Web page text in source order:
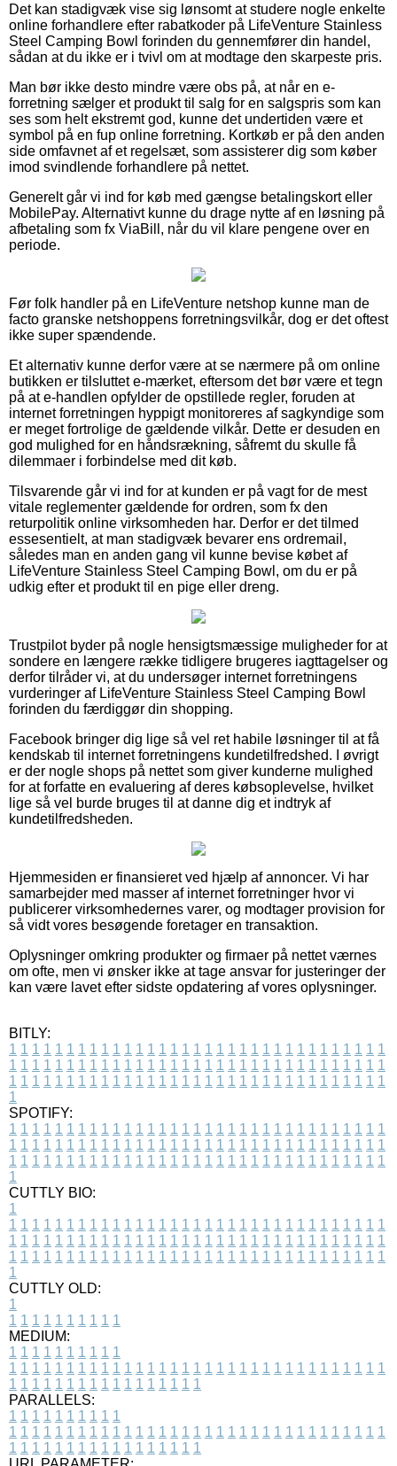
Det kan stadigvæk vise sig lønsomt at studere nogle enkelte
online forhandlere efter rabatkoder på LifeVenture Stainless
Steel Camping Bowl forinden du gennemfører din handel,
sådan at du ikke er i tvivl om at modtage den skarpeste pris.
Man bør ikke desto mindre være obs på, at når en e-
forretning sælger et produkt til salg for en salgspris som kan
ses som helt ekstremt god, kunne det undertiden være et
symbol på en fup online forretning. Kortkøb er på den anden
side omfavnet af et regelsæt, som assisterer dig som køber
imod svindlende forhandlere på nettet.
Generelt går vi ind for køb med gængse betalingskort eller
MobilePay. Alternativt kunne du drage nytte af en løsning på
afbetaling som fx ViaBill, når du vil klare pengene over en
periode.
Før folk handler på en LifeVenture netshop kunne man de
facto granske netshoppens forretningsvilkår, dog er det oftest
ikke super spændende.
Et alternativ kunne derfor være at se nærmere på om online
butikken er tilsluttet e-mærket, eftersom det bør være et tegn
på at e-handlen opfylder de opstillede regler, foruden at
internet forretningen hyppigt monitoreres af sagkyndige som
er meget fortrolige de gældende vilkår. Dette er desuden en
god mulighed for en håndsrækning, såfremt du skulle få
dilemmaer i forbindelse med dit køb.
Tilsvarende går vi ind for at kunden er på vagt for de mest
vitale reglementer gældende for ordren, som fx den
returpolitik online virksomheden har. Derfor er det tilmed
essesentielt, at man stadigvæk bevarer ens ordremail,
således man en anden gang vil kunne bevise købet af
LifeVenture Stainless Steel Camping Bowl, om du er på
udkig efter et produkt til en pige eller dreng.
Trustpilot byder på nogle hensigtsmæssige muligheder for at
sondere en længere række tidligere brugeres iagttagelser og
derfor tilråder vi, at du undersøger internet forretningens
vurderinger af LifeVenture Stainless Steel Camping Bowl
forinden du færdiggør din shopping.
Facebook bringer dig lige så vel ret habile løsninger til at få
kendskab til internet forretningens kundetilfredshed. I øvrigt
er der nogle shops på nettet som giver kunderne mulighed
for at forfatte en evaluering af deres købsoplevelse, hvilket
lige så vel burde bruges til at danne dig et indtryk af
kundetilfredsheden.
Hjemmesiden er finansieret ved hjælp af annoncer. Vi har
samarbejder med masser af internet forretninger hvor vi
publicerer virksomhedernes varer, og modtager provision for
så vidt vores besøgende foretager en transaktion.
Oplysninger omkring produkter og firmaer på nettet værnes
om ofte, men vi ønsker ikke at tage ansvar for justeringer der
kan være lavet efter sidste opdatering af vores oplysninger.
BITLY:
1 1 1 1 1 1 1 1 1 1 1 1 1 1 1 1 1 1 1 1 1 1 1 1 1 1 1 1 1 1 1 1 1
1 1 1 1 1 1 1 1 1 1 1 1 1 1 1 1 1 1 1 1 1 1 1 1 1 1 1 1 1 1 1 1 1
1 1 1 1 1 1 1 1 1 1 1 1 1 1 1 1 1 1 1 1 1 1 1 1 1 1 1 1 1 1 1 1 1
1
SPOTIFY:
1 1 1 1 1 1 1 1 1 1 1 1 1 1 1 1 1 1 1 1 1 1 1 1 1 1 1 1 1 1 1 1 1
1 1 1 1 1 1 1 1 1 1 1 1 1 1 1 1 1 1 1 1 1 1 1 1 1 1 1 1 1 1 1 1 1
1 1 1 1 1 1 1 1 1 1 1 1 1 1 1 1 1 1 1 1 1 1 1 1 1 1 1 1 1 1 1 1 1
1
CUTTLY BIO:
1
1 1 1 1 1 1 1 1 1 1 1 1 1 1 1 1 1 1 1 1 1 1 1 1 1 1 1 1 1 1 1 1 1
1 1 1 1 1 1 1 1 1 1 1 1 1 1 1 1 1 1 1 1 1 1 1 1 1 1 1 1 1 1 1 1 1
1 1 1 1 1 1 1 1 1 1 1 1 1 1 1 1 1 1 1 1 1 1 1 1 1 1 1 1 1 1 1 1 1
1
CUTTLY OLD:
1
1 1 1 1 1 1 1 1 1 1
MEDIUM:
1 1 1 1 1 1 1 1 1 1
1 1 1 1 1 1 1 1 1 1 1 1 1 1 1 1 1 1 1 1 1 1 1 1 1 1 1 1 1 1 1 1 1
1 1 1 1 1 1 1 1 1 1 1 1 1 1 1 1 1
PARALLELS:
1 1 1 1 1 1 1 1 1 1
1 1 1 1 1 1 1 1 1 1 1 1 1 1 1 1 1 1 1 1 1 1 1 1 1 1 1 1 1 1 1 1 1
1 1 1 1 1 1 1 1 1 1 1 1 1 1 1 1 1